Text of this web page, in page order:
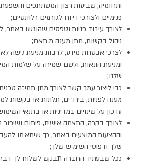
ותחומיה, שביעות רצון המשתתפים והשפעת
פנימיים ולצורכי דיווח לגורמים רלוונטיים;
לצורך עיבוד פניות וטפסים שהוגשו באתר,
ניהול בקשות, מתן מענה מותאם;
לצרכי אבטחת מידע, לרבות מניעת גישה לא
ומניעת הונאות, ולשם שמירה על שלמות
שלנו;
כדי ליצור עמך קשר לצורך מתן תמיכה
מענה לפניות, בירורים, תלונות או בקשות
עדכון על שינויים במדיניות או בתנאי
לצורך בקרה, התאמה אישית, פיתוח ושיפור
וההצעות המוצעים באתר, כך שיתאימו
שלך ודפוסי השימוש שלך;
ככל שבעתיד החברה תבקש לשלוח לך